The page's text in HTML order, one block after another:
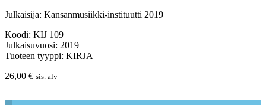
Julkaisija: Kansanmusiikki-instituutti 2019
Koodi: KIJ 109
Julkaisuvuosi: 2019
Tuoteen tyyppi: KIRJA
26,00 € sis. alv